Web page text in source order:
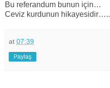
Bu referandum bunun için…
Ceviz kurdunun
at 07:39
Paylaş